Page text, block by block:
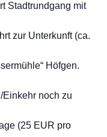
Stadtrundgang mit
zur Unterkunft (ca.
Höfgen.
noch zu
(25 EUR pro